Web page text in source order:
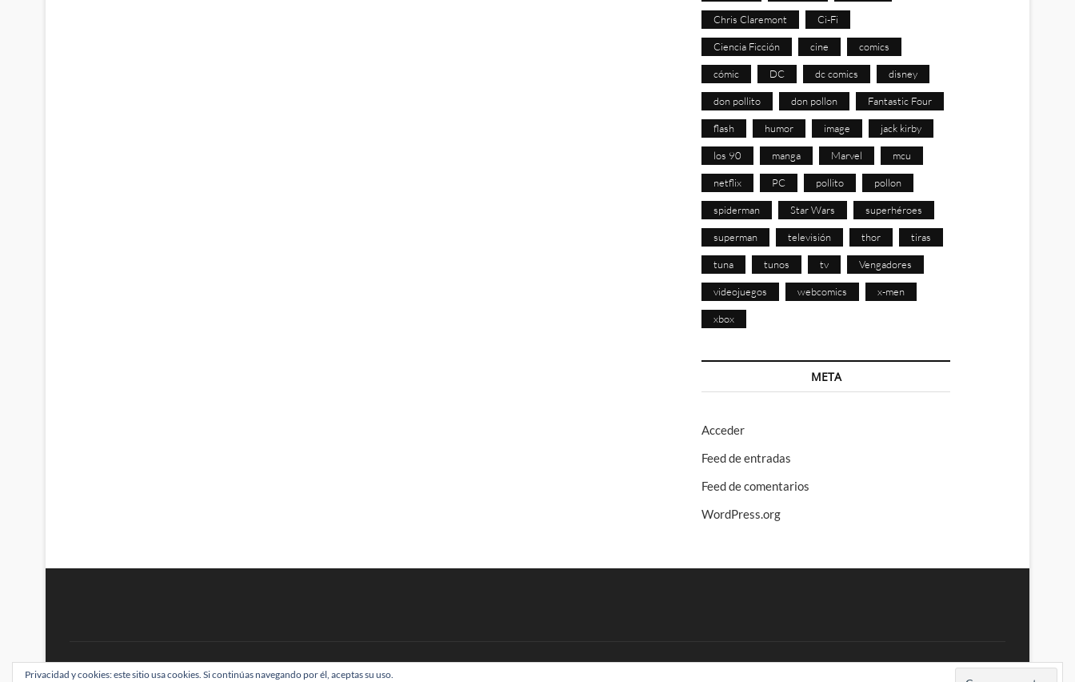
Chris Claremont Ci-Fi
Ciencia Ficción cine comics
cómic DC dc comics disney
don pollito don pollon Fantastic Four
flash humor image jack kirby
los 90 manga Marvel mcu
netflix PC pollito pollon
spiderman Star Wars superhéroes
superman televisión thor tiras
tuna tunos tv Vengadores
videojuegos webcomics x-men
xbox
META
Acceder
Feed de entradas
Feed de comentarios
WordPress.org
BRAINSTOMPING| Diseñado por:Theme Freesia|WordPress| © Todos los derechos reservados
Privacidad y cookies: este sitio usa cookies. Si continúas navegando por él, aceptas su uso.